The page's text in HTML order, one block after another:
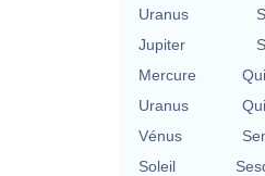
Uranus
Jupiter
Mercure
Uranus
Vénus
Soleil